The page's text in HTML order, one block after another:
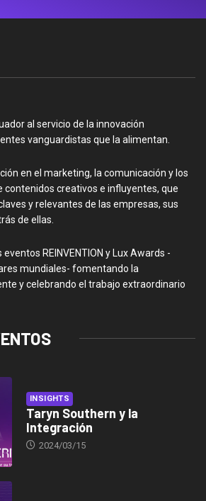
al servicio de la innovación
vanguardistas que la alimentan.
en el marketing, la comunicación y los
contenidos creativos e influyentes, que
y relevantes de las empresas, sus
de ellas.
REINVENTION y Lux Awards -
mundiales- fomentando la
y celebrando el trabajo extraordinario
INSIGHTS
Taryn Southern y la
Integración
2024/03/15